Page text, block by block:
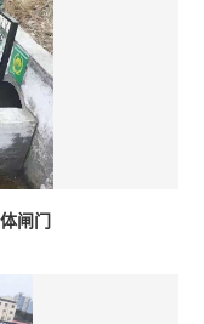
闸门